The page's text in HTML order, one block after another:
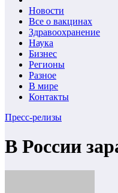
Новости
Все о вакцинах
Здравоохранение
Наука
Бизнес
Регионы
Разное
В мире
Контакты
Пресс-релизы
В России